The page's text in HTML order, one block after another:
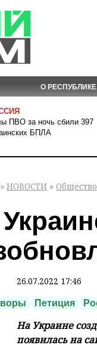
О РЕСПУБЛИКЕ
ПВО за ночь сбили 397
БПЛА
» НОВОСТИ » Общество
26.07.2022 17:46
Петиция
На Украине
появилась на